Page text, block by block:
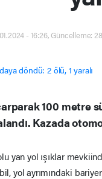
- 16:26, Güncelleme:
100 metre
Kazada
yan yol ışıklar
yol ayrımındaki